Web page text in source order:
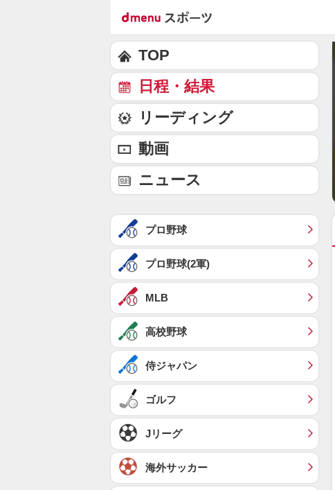
TOP
日程・結果
リーディング
動画
ニュース
プロ野球
プロ野球(2軍)
MLB
高校野球
侍ジャパン
ゴルフ
Jリーグ
海外サッカー